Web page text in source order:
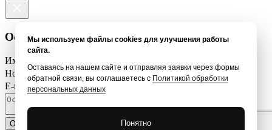
Мы используем файлы cookies для улучшения работы
сайта.
Оставаясь на нашем сайте и отправляя заявки через формы
обратной связи, вы соглашаетесь с Политикой обработки
персональных данных
Понятно
Оставить отзыв
Имя *
Номер телефона *
E-mail *
Отправить